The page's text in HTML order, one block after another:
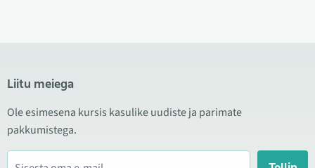
Liitu meiega
Ole esimesena kursis kasulike uudiste ja parimate
pakkumistega.